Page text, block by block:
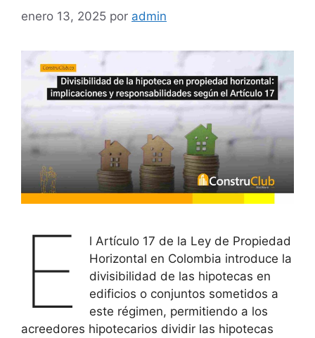
enero 13, 2025 por admin
E
l Artículo 17 de la Ley de Propiedad
Horizontal en Colombia introduce la
divisibilidad de las hipotecas en
edificios o conjuntos sometidos a
este régimen, permitiendo a los
acreedores hipotecarios dividir las hipotecas